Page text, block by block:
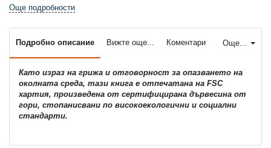
Още подробности
Още...
Подробно описание Вижте още... Коментари
Като израз на грижа и отговорност за опазването на
околната среда, тази книга е отпечатана на FSC
хартия, произведена от сертифицирана дървесина от
гори, стопанисвани по високоекологични и социални
стандарти.